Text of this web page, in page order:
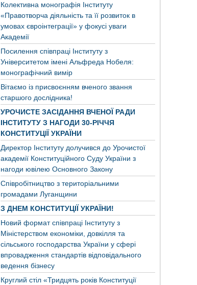
Колективна монографія Інституту
«Правотворча діяльність та її розвиток в
умовах євроінтеграції» у фокусі уваги
Академії
Посилення співпраці Інституту з
Університетом імені Альфреда Нобеля:
монографічний вимір
Вітаємо із присвоєнням вченого звання
старшого дослідника!
УРОЧИСТЕ ЗАСІДАННЯ ВЧЕНОЇ РАДИ
ІНСТИТУТУ З НАГОДИ 30-РІЧЧЯ
КОНСТИТУЦІЇ УКРАЇНИ
Директор Інституту долучився до Урочистої
академії Конституційного Суду України з
нагоди ювілею Основного Закону
Співробітництво з територіальними
громадами Луганщини
З ДНЕМ КОНСТИТУЦІЇ УКРАЇНИ!
Новий формат співпраці Інституту з
Міністерством економіки, довкілля та
сільського господарства України у сфері
впровадження стандартів відповідального
ведення бізнесу
Круглий стіл «Тридцять років Конституції